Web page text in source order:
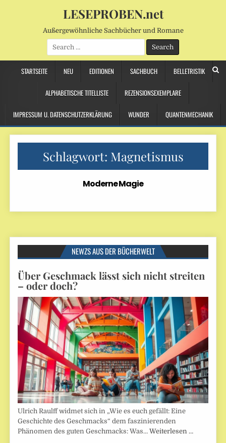
LESEPROBEN.net
Außergewöhnliche Sachbücher und Romane
Search
for:
STARTSEITE NEU EDITIONEN SACHBUCH BELLETRISTIK
ALPHABETISCHE TITELLISTE REZENSIONSEXEMPLARE
IMPRESSUM U. DATENSCHUTZERKLÄRUNG WUNDER QUANTENMECHANIK
Schlagwort: Magnetismus
Moderne Magie
NEWZS AUS DER BÜCHERWELT
Über Geschmack lässt sich nicht streiten
– oder doch?
Ulrich Raulff widmet sich in „Wie es euch gefällt: Eine
Geschichte des Geschmacks“ dem faszinierenden
Phänomen des guten Geschmacks: Was…Weiterlesen …